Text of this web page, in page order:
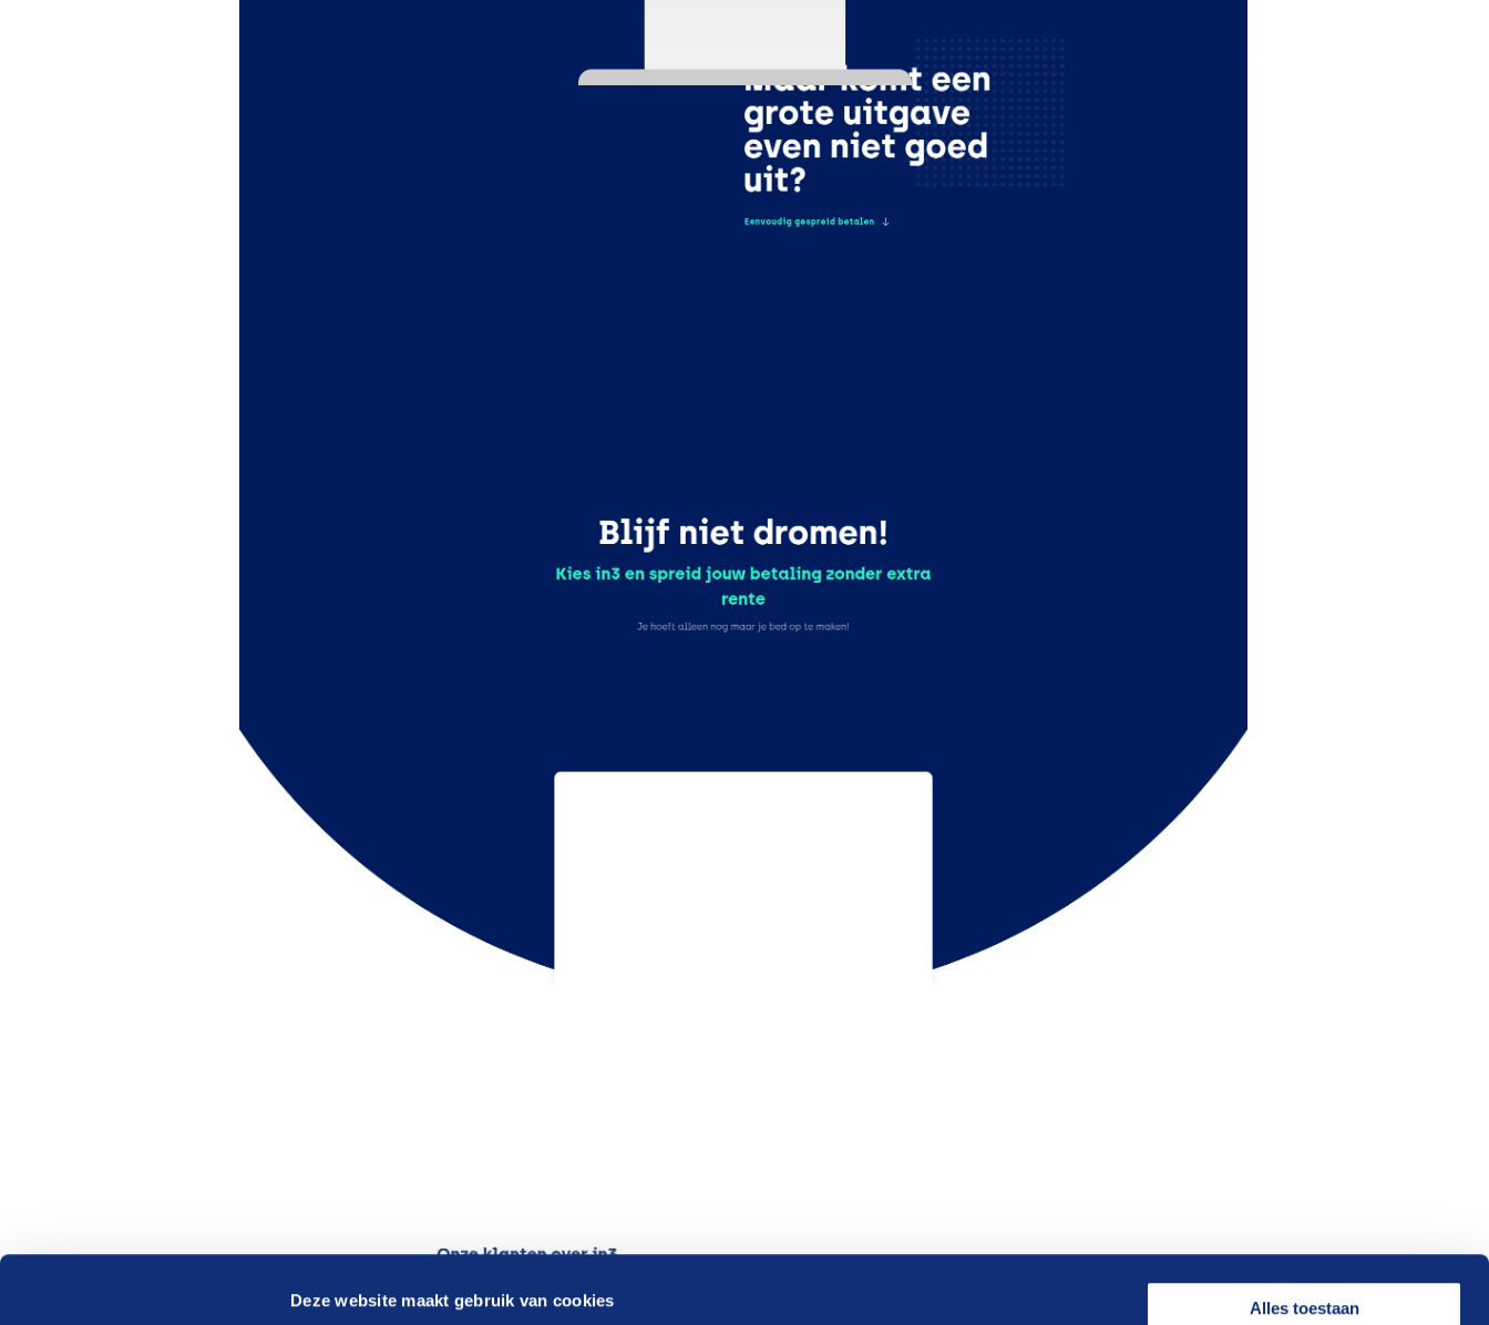
Deze website maakt gebruik van cookies Alles toestaan